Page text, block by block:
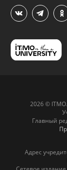
2026 ©
Главный
Адрес